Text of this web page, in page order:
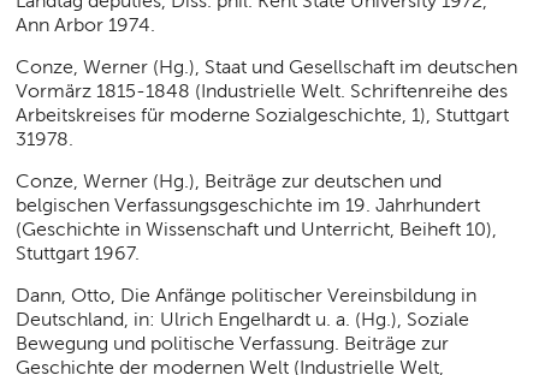
Ann Arbor 1974.
Conze, Werner (Hg.), Staat und Gesellschaft im deutschen
Vormärz 1815-1848 (Industrielle Welt. Schriftenreihe des
Arbeitskreises für moderne Sozialgeschichte, 1), Stuttgart
31978.
Conze, Werner (Hg.), Beiträge zur deutschen und
belgischen Verfassungsgeschichte im 19. Jahrhundert
(Geschichte in Wissenschaft und Unterricht, Beiheft 10),
Stuttgart 1967.
Dann, Otto, Die Anfänge politischer Vereinsbildung in
Deutschland, in: Ulrich Engelhardt u. a. (Hg.), Soziale
Bewegung und politische Verfassung. Beiträge zur
Geschichte der modernen Welt (Industrielle Welt,